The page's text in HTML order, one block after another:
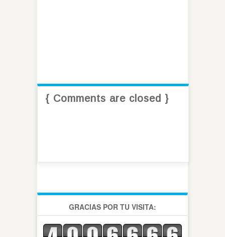
{ Comments are closed }
GRACIAS POR TU VISITA: